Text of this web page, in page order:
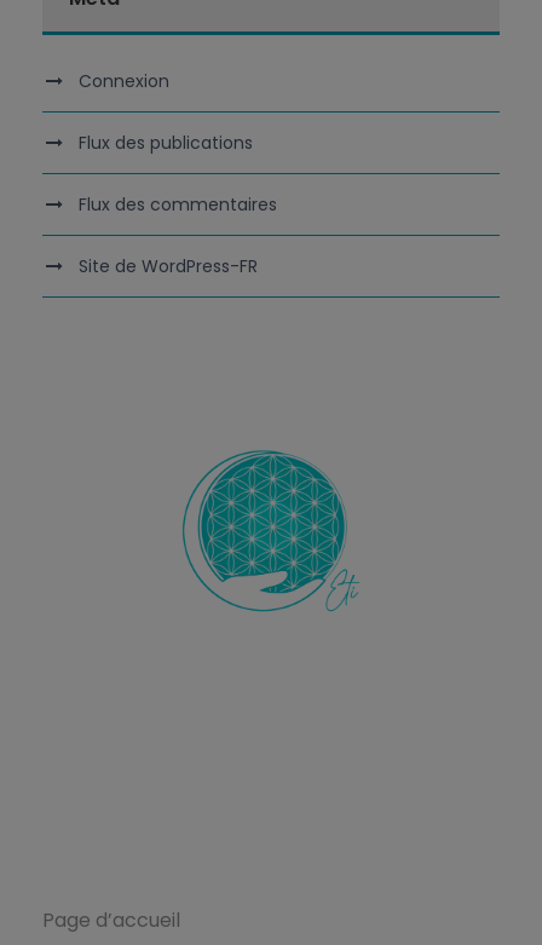
Connexion
Flux des publications
Flux des commentaires
Site de WordPress-FR
Page d’accueil